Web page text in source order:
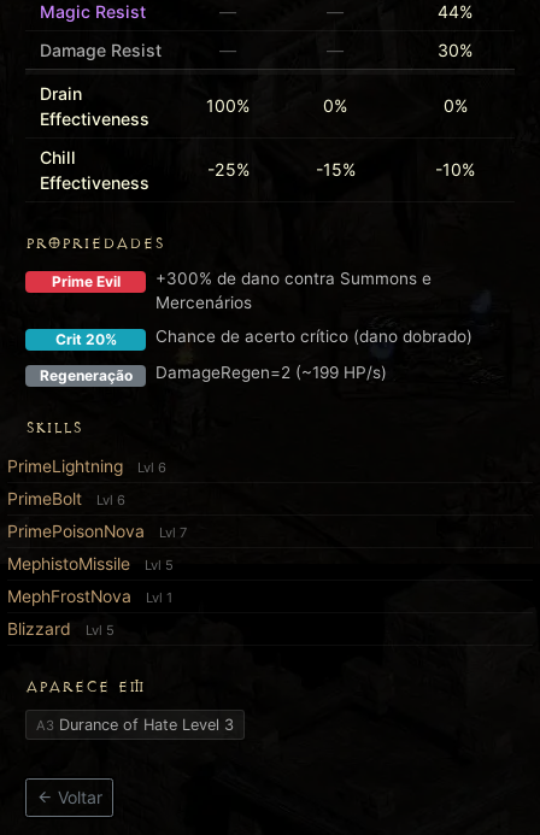
Magic Resist
— —
44%
Damage Resist
— — 30%
Drain
Effectiveness
100% 0% 0%
Chill
Effectiveness
-25% -15% -10%
PROPRIEDADES
Prime Evil
+300% de dano contra Summons e
Mercenários
Crit 20% Chance de acerto crítico (dano dobrado)
Regeneração DamageRegen=2 (~199 HP/s)
SKILLS
PrimeLightning
Lvl 6
PrimeBolt Lvl 6
PrimePoisonNova Lvl 7
MephistoMissile Lvl 5
MephFrostNova Lvl 1
Blizzard Lvl 5
APARECE EM
A3 Durance of Hate Level 3
Voltar